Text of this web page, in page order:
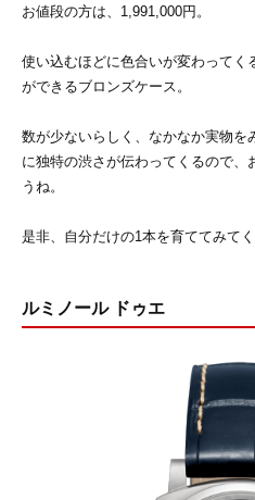
お値段の方は、1,991,000円。
使い込むほどに色合いが変わってく
ができるブロンズケース。
数が少ないらしく、なかなか実物を
に独特の渋さが伝わってくるので、
うね。
是非、自分だけの1本を育ててみてく
ルミノール ドゥエ